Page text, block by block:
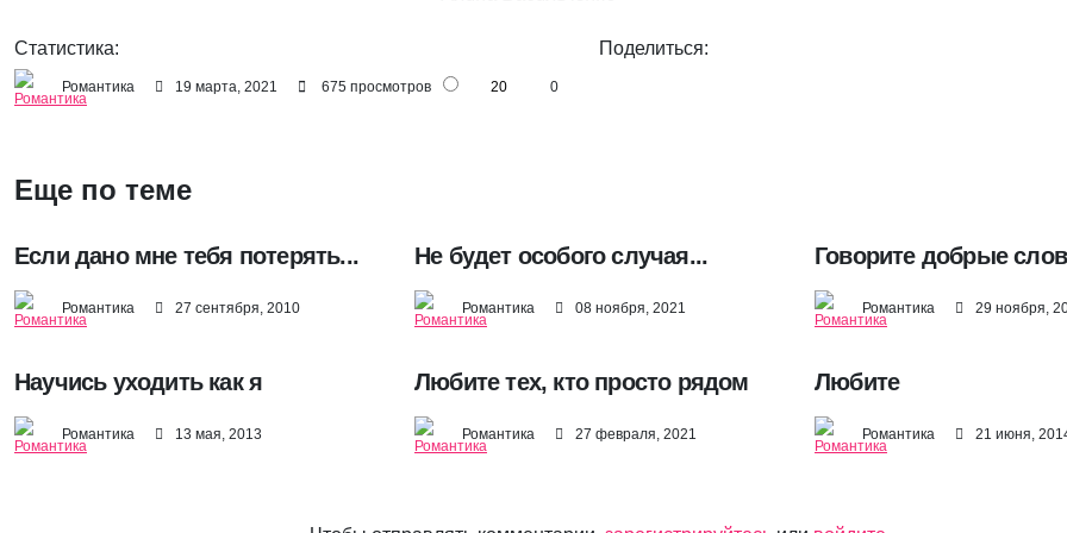
Статистика:
Романтика 19 марта, 2021 675 просмотров 20 0
Поделиться:
Еще по теме
Если дано мне тебя потерять...
Романтика 27 сентября, 2010
Не будет особого случая...
Романтика 08 ноября, 2021
Говорите добрые
Романтика 29 ноября,
Научись уходить как я
Романтика 13 мая, 2013
Любите тех, кто просто рядом
Романтика 27 февраля, 2021
Любите
Романтика 21 июня,